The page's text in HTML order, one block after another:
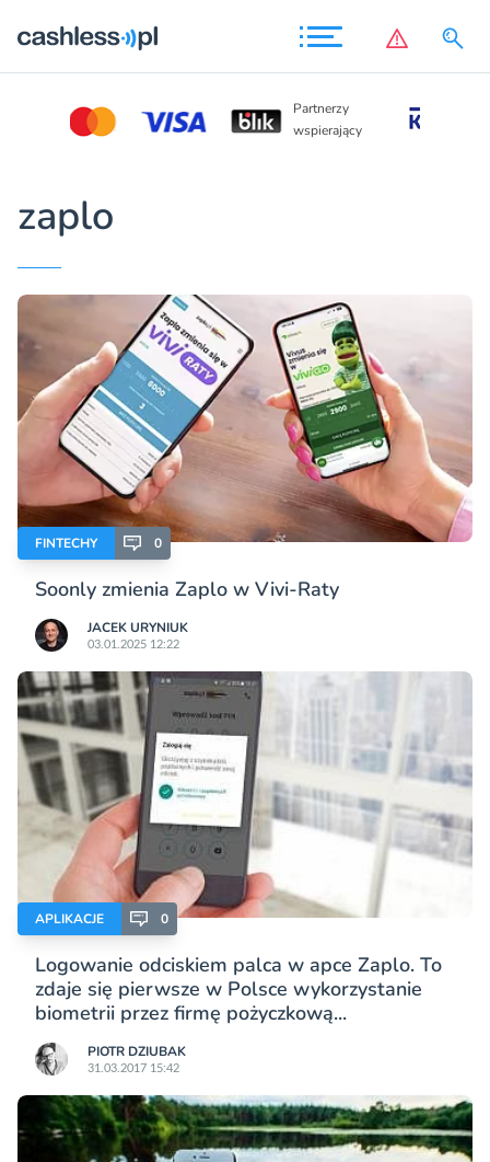
Partnerzy
wspierający
zaplo
FINTECHY 0
Soonly zmienia Zaplo w Vivi-Raty
JACEK URYNIUK
03.01.2025 12:22
APLIKACJE 0
Logowanie odciskiem palca w apce Zaplo. To
zdaje się pierwsze w Polsce wykorzystanie
biometrii przez firmę pożyczkową...
PIOTR DZIUBAK
31.03.2017 15:42